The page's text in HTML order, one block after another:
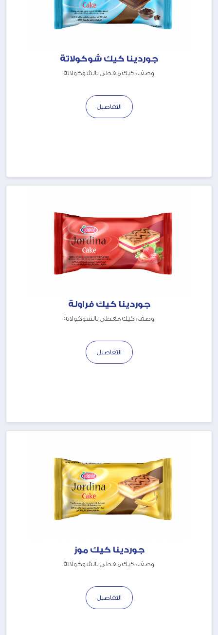
جوردينا كيك شوكولاتة
وصف : كيك مغطى بالشوكولاتة
التفاصيل
جوردينا كيك فراولة
وصف : كيك مغطى بالشوكولاتة
التفاصيل
جوردينا كيك موز
وصف : كيك مغطى بالشوكولاتة
التفاصيل